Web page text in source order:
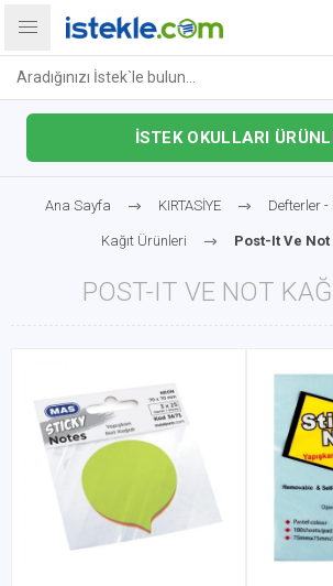
İSTEK OKULLARI
Ana Sayfa KIRTASİYE Defterler -
Kağıt Ürünleri Post-It Ve Not
POST-IT VE NOT